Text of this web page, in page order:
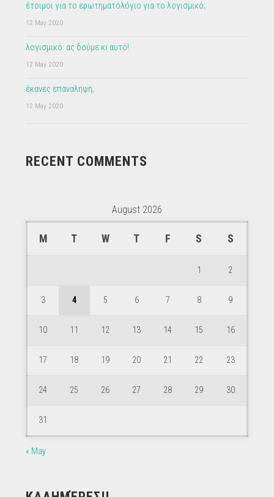
έτοιμοι για το ερωτηματολόγιο για το λογισμικό;
12 May 2020
λογισμικό: ας δούμε κι αυτό!
12 May 2020
έκανες επαναληψη;
12 May 2020
RECENT COMMENTS
August 2026
M T W T F S S
1 2
3 4 5 6 7 8 9
10 11 12 13 14 15 16
17 18 19 20 21 22 23
24 25 26 27 28 29 30
31
« May